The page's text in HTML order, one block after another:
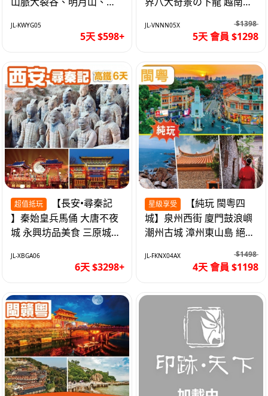
JL-KWYG05
5天 $598+
車5天
JL-VNNN05X $1398
5天 會員 $1298
超值抵玩
】秦始皇兵馬俑 大唐不夜
城 永興坊品美食 三原城隍
JL-XBGA06
6天 $3298+
星級享受
城】泉州西街 廈門鼓浪嶼
潮州古城 漳州東山島 絕無
JL-FKNX04AX $1498
4天 會員 $1198